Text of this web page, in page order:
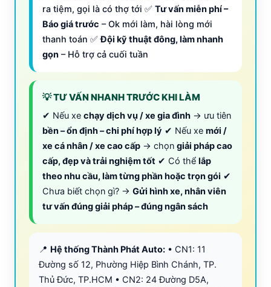
ra tiệm, gọi là có thợ tới ✅ Tư vấn miễn phí –
Báo giá trước – Ok mới làm, hài lòng mới
thanh toán ✅Đội kỹ thuật đông, làm nhanh
gọn – Hỗ trợ cả cuối tuần
💡 TƯ VẤN NHANH TRƯỚC KHI LÀM
✔ Nếu xe chạy dịch vụ / xe gia đình → ưu tiên
bền – ổn định – chi phí hợp lý ✔ Nếu xe mới /
xe cá nhân / xe cao cấp → chọn giải pháp cao
cấp, đẹp và trải nghiệm tốt ✔ Có thể lắp
theo nhu cầu, làm từng phần hoặc trọn gói ✔
Chưa biết chọn gì? → Gửi hình xe, nhân viên
tư vấn đúng giải pháp – đúng ngân sách
📍 Hệ thống Thành Phát Auto: • CN1: 11
Đường số 12, Phường Hiệp Bình Chánh, TP.
Thủ Đức, TP.HCM • CN2: 24 Đường D5A,